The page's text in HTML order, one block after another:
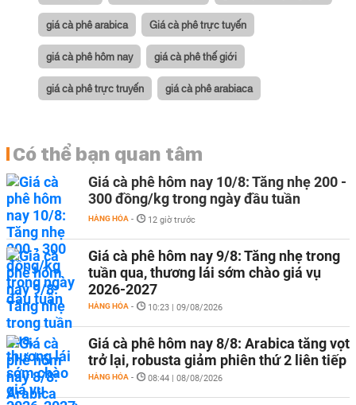
giá cà phê arabica Giá cà phê trực tuyến
giá cà phê hôm nay giá cà phê thế giới
giá cà phê trực truyến giá cà phê arabiaca
Có thể bạn quan tâm
Giá cà phê hôm nay 10/8: Tăng nhẹ 200 -
300 đồng/kg trong ngày đầu tuần
HÀNG HÓA - 12 giờ trước
Giá cà phê hôm nay 9/8: Tăng nhẹ trong
tuần qua, thương lái sớm chào giá vụ
2026-2027
HÀNG HÓA - 10:23 | 09/08/2026
Giá cà phê hôm nay 8/8: Arabica tăng vọt
trở lại, robusta giảm phiên thứ 2 liên tiếp
HÀNG HÓA - 08:44 | 08/08/2026